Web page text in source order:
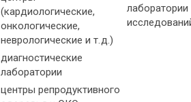
(кардиологические,
онкологические,
неврологические и т. д.)
диагностические
лаборатории
центры репродуктивного
лаборатории